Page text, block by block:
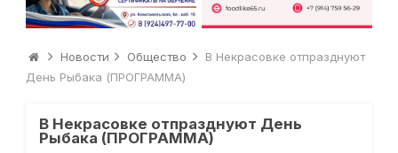
Новости Общество
В Некрасовке отпразднуют
День Рыбака (ПРОГРАММА)
В Некрасовке отпразднуют День
Рыбака (ПРОГРАММА)